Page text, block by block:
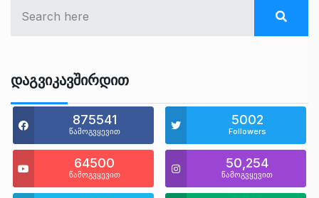
Დაგვიკავშირდით
875541
წამოგვყევით
5002
Followers
64500
წამოგვყევით
50,254
წამოგვყევით